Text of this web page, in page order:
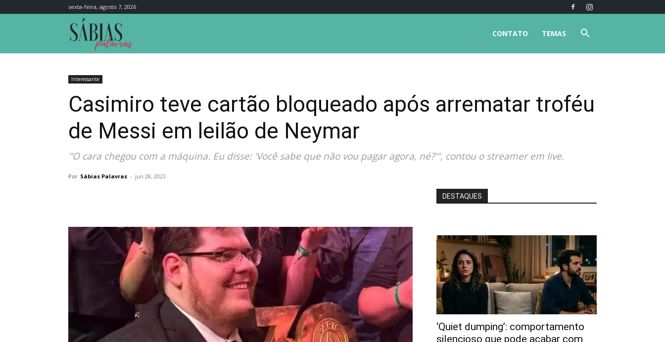
sexta-feira, agosto 7, 2026
TEMAS
CONTATO
Interessante
Casimiro teve cartão bloqueado após arrematar troféu
de Messi em leilão de Neymar
"O cara chegou com a máquina. Eu disse: 'Você sabe que não vou pagar agora, né?'", contou o streamer em live.
Por Sábias Palavras - jun 28, 2023
DESTAQUES
‘Quiet dumping’: comportamento
silencioso que pode acabar com